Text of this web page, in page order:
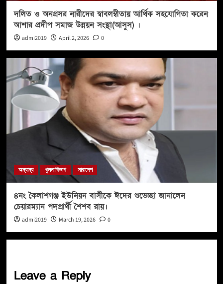
দলিত ও অনগ্রসর নারীদের স্বাবলম্বীতায় আর্থিক সহযোগিতা করেন
আশার প্রদীপ সমাজ উন্নয়ন সংস্থা(আসুস) ।
admi2019 April 2, 2026 0
অন্যান্য খুলনা বিভাগ সারাদেশ
৪নং কৈলাশগঞ্জ ইউনিয়ন বাসীকে ঈদের শুভেচ্ছা জানালেন
চেয়ারম্যান পদপ্রার্থী শৈশব রায়।
admi2019 March 19, 2026 0
Leave a Reply